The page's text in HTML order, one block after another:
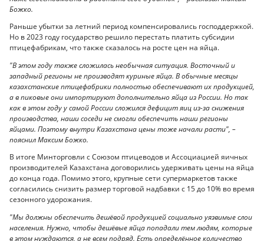
Божко.
Раньше убытки за летний период компенсировались господдержкой.
Но в 2023 году государство решило перестать платить субсидии
птицефабрикам, что также сказалось на росте цен на яйца.
"В этом году также сложилась необычная ситуация. Восточный и
западный регионы не производят куриные яйца. В обычные месяцы
казахстанские птицефабрики полностью обеспечивают их продукцией,
а в пиковые они импортируют дополнительно яйца из России. Но так
как в этом году у самой России сложился дефицит яиц из-за снижения
производства, наши соседи не смогли обеспечить наши регионы
яйцами. Поэтому внутри Казахстана цены тоже начали расти", –
пояснил Максим Божко.
В итоге Минторговли с Союзом птицеводов и Ассоциацией яичных
производителей Казахстана договорились удерживать цены на яйца
до конца года. Помимо этого, крупные сети супермаркетов также
согласились снизить размер торговой надбавки с 15 до 10% во время
сезонного удорожания.
"Мы должны обеспечить дешёвой продукцией социально уязвимые слои
населения. Нужно, чтобы дешёвые яйца попадали тем людям, которые
в этом нуждаются, а не всем подряд. Есть определённое количество